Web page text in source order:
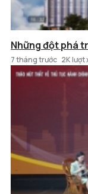
Những đột phá
7 tháng trước 2K lượt